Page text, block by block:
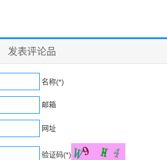
发表评论品
名称(*)
邮箱
网址
验证码(*)